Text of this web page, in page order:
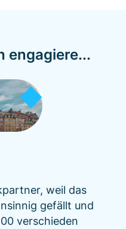
engagiere...
weil das
gefällt und
verschieden